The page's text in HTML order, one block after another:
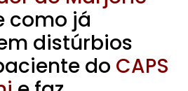
como já
distúrbios
do CAPS